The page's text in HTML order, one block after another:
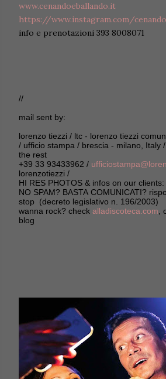
www.cenandoeballando.it
https://www.instagram.com/
info e prenotazioni 393 8008071
//
mail sent by:
lorenzo tiezzi / ltc - lorenzo tiezzi
/ ufficio stampa / brescia - milano, Italy
the rest
+39 33 93433962 /
lorenzotiezzi /
HI RES PHOTOS & infos on our clients:
NO SPAM? BASTA COMUNICATI?
stop (decreto legislativo n. 196/2003)
wanna rock? check alladiscoteca.com
blog